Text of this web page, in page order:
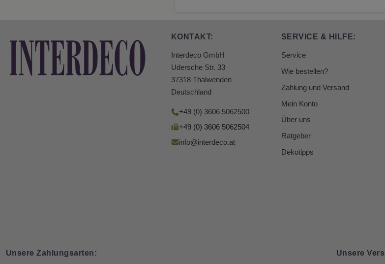
KONTAKT:
Interdeco GmbH
Udersche Str. 33
37318 Thalwenden
Deutschland
+49 (0) 3606 5062500
+49 (0) 3606 5062504
info@interdeco.at
SERVICE & HILFE:
Service
Wie bestellen?
Zahlung und Versand
Mein Konto
Über uns
Ratgeber
Dekotipps
Unsere Zahlungsarten: Unsere